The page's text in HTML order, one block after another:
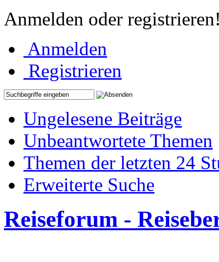
Anmelden oder
Anmelden
Registrieren
Ungelesene Beiträge
Unbeantwortete Themen
Themen der letzten 24
Erweiterte Suche
Reiseforum -